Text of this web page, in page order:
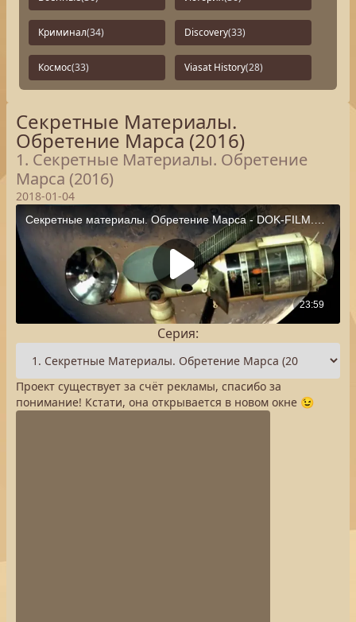
Криминал(34) Discovery(33)
Космос(33) Viasat History(28)
Секретные Материалы.
Обретение Марса (2016)
1. Секретные Материалы. Обретение
Марса (2016)
2018-01-04
Серия:
Проект существует за счёт рекламы, спасибо за
понимание! Кстати, она открывается в новом окне 😉